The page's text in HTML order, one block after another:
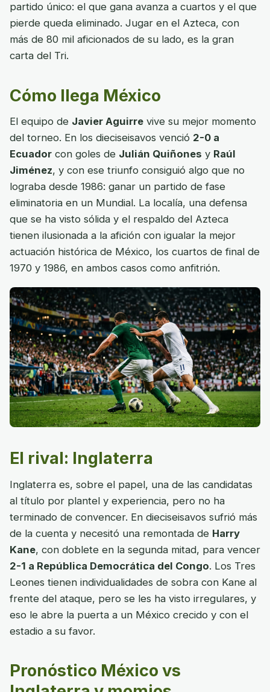
partido único: el que gana avanza a cuartos y el que
pierde queda eliminado. Jugar en el Azteca, con
más de 80 mil aficionados de su lado, es la gran
carta del Tri.
Cómo llega México
El equipo de Javier Aguirre vive su mejor momento
del torneo. En los dieciseisavos venció 2-0 a
Ecuador con goles de Julián Quiñones y Raúl
Jiménez, y con ese triunfo consiguió algo que no
lograba desde 1986: ganar un partido de fase
eliminatoria en un Mundial. La localía, una defensa
que se ha visto sólida y el respaldo del Azteca
tienen ilusionada a la afición con igualar la mejor
actuación histórica de México, los cuartos de final de
1970 y 1986, en ambos casos como anfitrión.
El rival: Inglaterra
Inglaterra es, sobre el papel, una de las candidatas
al título por plantel y experiencia, pero no ha
terminado de convencer. En dieciseisavos sufrió más
de la cuenta y necesitó una remontada de Harry
Kane, con doblete en la segunda mitad, para vencer
2-1 a República Democrática del Congo. Los Tres
Leones tienen individualidades de sobra con Kane al
frente del ataque, pero se les ha visto irregulares, y
eso le abre la puerta a un México crecido y con el
estadio a su favor.
Pronóstico México vs